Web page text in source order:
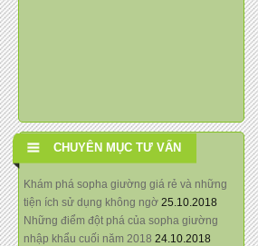
CHUYÊN MỤC TƯ VẤN
Khám phá sopha giường giá rẻ và những
tiện ích sử dụng không ngờ 25.10.2018
Những điểm đột phá của sopha giường
nhập khẩu cuối năm 2018 24.10.2018